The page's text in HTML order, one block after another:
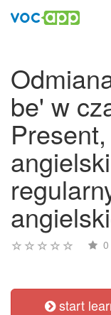
be' w
0
start